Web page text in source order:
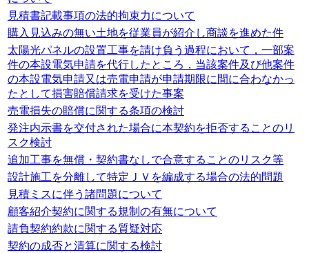
見積書記載事項の法的拘束力について
購入見込みの無い土地を従業員が紹介し商談を進めた件
太陽光パネルの設置工事を請け負う過程において，一部案
件の本設電気申請を代行したところ，当該案件及び他案件
の本設電気申請又は売電申請が申請期限に間に合わなかっ
たとして損害賠償請求を受けた事案
売電損失の賠償に関する条項の検討
発注内示書を交付された場合に本契約を拒否することのリ
スク検討
追加工事を無償・契約書なしで合意することのリスク等
設計施工を分離して特定ＪＶを編成する場合の法的問題
見積ミスに伴う諸問題について
顧客紹介契約に関する規制の有無について
請負契約約款に関する質疑対応
契約の成否と清算に関する検討